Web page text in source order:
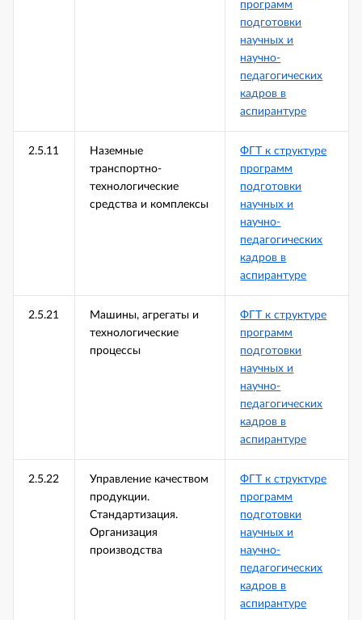
программ
подготовки
научных и
научно-
педагогических
кадров в
аспирантуре
2.5.11
Наземные
транспортно-
технологические
средства и комплексы
ФГТ к структуре
программ
подготовки
научных и
научно-
педагогических
кадров в
аспирантуре
2.5.21
Машины, агрегаты и
технологические
процессы
ФГТ к структуре
программ
подготовки
научных и
научно-
педагогических
кадров в
аспирантуре
2.5.22
Управление качеством
продукции.
Стандартизация.
Организация
производства
ФГТ к структуре
программ
подготовки
научных и
научно-
педагогических
кадров в
аспирантуре